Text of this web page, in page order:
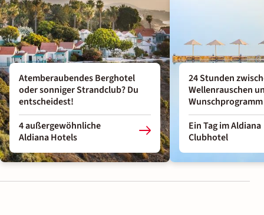
Atemberaubendes Berghotel
oder sonniger Strandclub? Du
entscheidest!
4 außergewöhnliche
Aldiana Hotels
24 Stunden
Wellenrauschen
Wunschprogramm
Ein Tag im Aldiana
Clubhotel